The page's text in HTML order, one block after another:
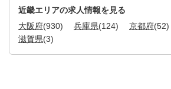
近畿エリアの求人情報を見る
大阪府(930) 兵庫県(124) 京都府(52)
滋賀県(3)